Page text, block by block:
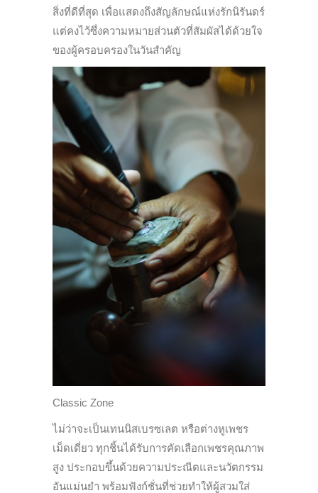
สิ่งที่ดีที่สุด เพื่อแสดงถึงสัญลักษณ์แห่งรักนิรันดร์
แต่คงไว้ซึ่งความหมายส่วนตัวที่สัมผัสได้ด้วยใจ
ของผู้ครอบครองในวันสำคัญ
Classic Zone
ไม่ว่าจะเป็นเทนนิสเบรซเลต หรือต่างหูเพชร
เม็ดเดี่ยว ทุกชิ้นได้รับการคัดเลือกเพชรคุณภาพ
สูง ประกอบขึ้นด้วยความประณีตและนวัตกรรม
อันแม่นยำ พร้อมฟังก์ชั่นที่ช่วยทำให้ผู้สวมใส่